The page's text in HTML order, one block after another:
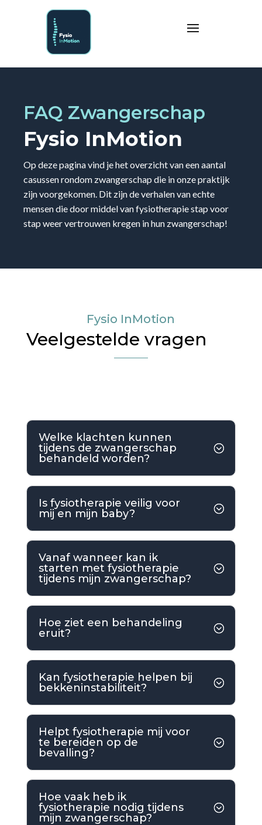
FAQ Zwangerschap
Fysio InMotion
Op deze pagina vind je het overzicht van een aantal
casussen rondom zwangerschap die in onze praktijk
zijn voorgekomen. Dit zijn de verhalen van echte
mensen die door middel van fysiotherapie stap voor
stap weer vertrouwen kregen in hun zwangerschap!
Fysio InMotion
Veelgestelde vragen
Welke klachten kunnen
tijdens de zwangerschap
behandeld worden?
Is fysiotherapie veilig voor
mij en mijn baby?
Vanaf wanneer kan ik
starten met fysiotherapie
tijdens mijn zwangerschap?
Hoe ziet een behandeling
eruit?
Kan fysiotherapie helpen bij
bekkeninstabiliteit?
Helpt fysiotherapie mij voor
te bereiden op de
bevalling?
Hoe vaak heb ik
fysiotherapie nodig tijdens
mijn zwangerschap?